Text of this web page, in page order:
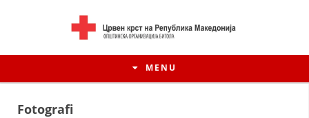
MENU
Fotografi